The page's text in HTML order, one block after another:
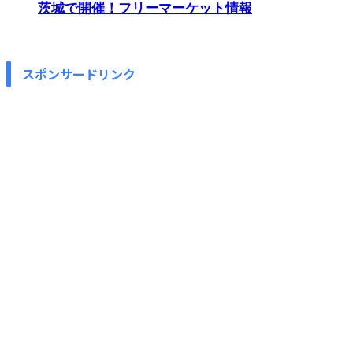
茨城で開催！フリーマーケット情報
スポンサードリンク